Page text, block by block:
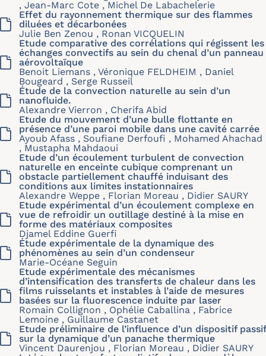
, Jean-Marc Cote , Michel De Labachelerie
Effet du rayonnement thermique sur des flammes
diluées et décarbonées
Julie Ben Zenou , Ronan VICQUELIN
Etude comparative des corrélations qui régissent les
échanges convectifs au sein du chenal d’un panneau
aérovoltaïque
Benoit Liemans , Véronique FELDHEIM , Daniel
Bougeard , Serge Russeil
Étude de la convection naturelle au sein d’un
nanofluide.
Alexandre Vierron , Cherifa Abid
Etude du mouvement d’une bulle flottante en
présence d’une paroi mobile dans une cavité carrée
Ayoub Afass , Soufiane Derfoufi , Mohamed Ahachad
, Mustapha Mahdaoui
Etude d’un écoulement turbulent de convection
naturelle en enceinte cubique comprenant un
obstacle partiellement chauffé induisant des
conditions aux limites instationnaires
Alexandre Weppe , Florian Moreau , Didier SAURY
Etude expérimental d’un écoulement complexe en
vue de refroidir un outillage destiné à la mise en
forme des matériaux composites
Djamel Eddine Guerfi
Étude expérimentale de la dynamique des
phénomènes au sein d’un condenseur
Marie-Océane Seguin
Etude expérimentale des mécanismes
d’intensification des transferts de chaleur dans les
films ruisselants et instables à l’aide de mesures
basées sur la fluorescence induite par laser
Romain Collignon , Ophélie Caballina , Fabrice
Lemoine , Guillaume Castanet
Etude préliminaire de l’influence d’un dispositif passif
sur la dynamique d’un panache thermique
Vincent Daurenjou , Florian Moreau , Didier SAURY